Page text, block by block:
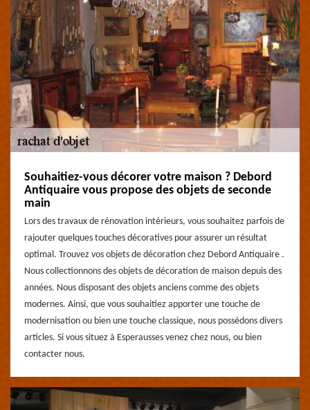
Souhaitiez-vous décorer votre maison ? Debord
Antiquaire vous propose des objets de seconde
main
Lors des travaux de rénovation intérieurs, vous souhaitez parfois de
rajouter quelques touches décoratives pour assurer un résultat
optimal. Trouvez vos objets de décoration chez Debord Antiquaire .
Nous collectionnons des objets de décoration de maison depuis des
années. Nous disposant des objets anciens comme des objets
modernes. Ainsi, que vous souhaitiez apporter une touche de
modernisation ou bien une touche classique, nous possédons divers
articles. Si vous situez à Esperausses venez chez nous, ou bien
contacter nous.